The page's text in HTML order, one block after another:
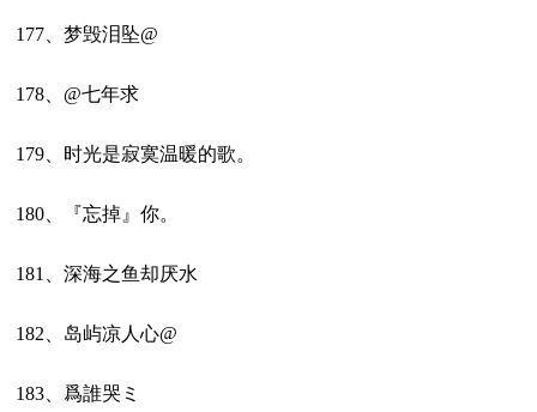
177、梦毁泪坠@
178、@七年求
179、时光是寂寞温暖的歌。
180、『忘掉』你。
181、深海之鱼却厌水
182、岛屿凉人心@
183、爲誰哭ミ